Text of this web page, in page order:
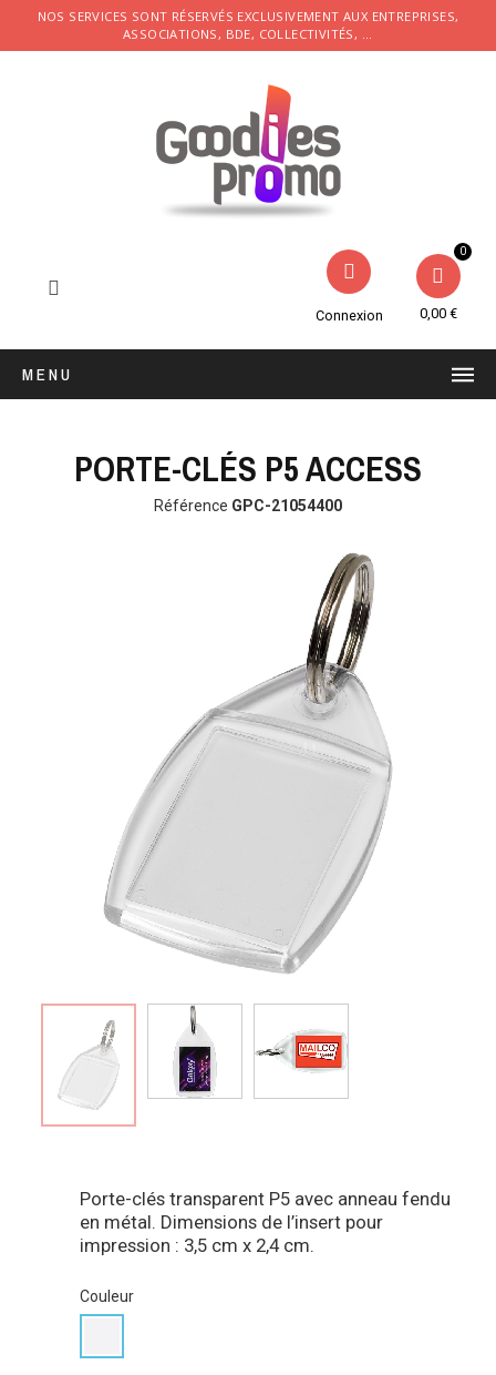
NOS SERVICES SONT RÉSERVÉS EXCLUSIVEMENT AUX ENTREPRISES,
ASSOCIATIONS, BDE, COLLECTIVITÉS, ...
Connexion 0,00 €
MENU
PORTE-CLÉS P5 ACCESS
Référence GPC-21054400
Porte-clés transparent P5 avec anneau fendu
en métal. Dimensions de l’insert pour
impression : 3,5 cm x 2,4 cm.
Couleur